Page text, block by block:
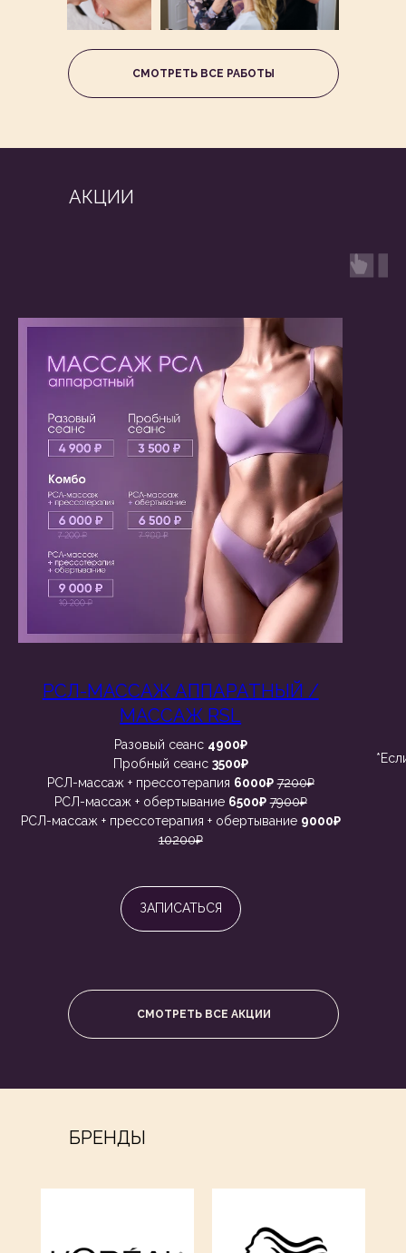
СМОТРЕТЬ ВСЕ РАБОТЫ
АКЦИИ
РСЛ-МАССАЖ АППАРАТНЫЙ /
МАССАЖ RSL
Разовый сеанс 4900₽
Пробный сеанс 3500₽
РСЛ-массаж + прессотерапия 6000₽ 7200₽
РСЛ-массаж + обертывание 6500₽ 7900₽
РСЛ-массаж + прессотерапия + обертывание 9000₽
10200₽
ЗАПИСАТЬСЯ
СМОТРЕТЬ ВСЕ АКЦИИ
БРЕНДЫ